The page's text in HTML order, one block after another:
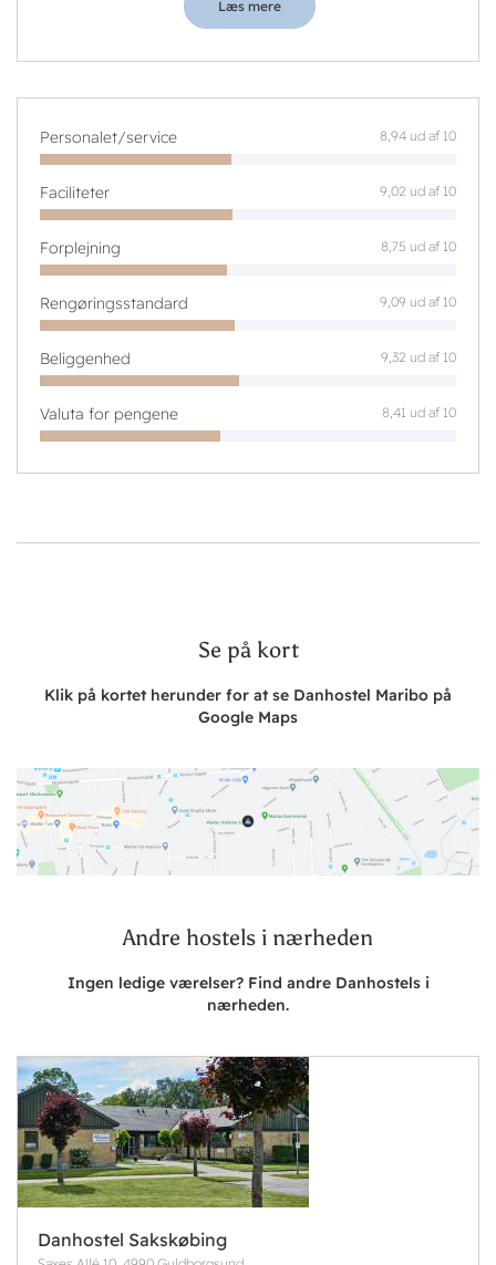
Læs mere
Personalet/service 8,94 ud af 10
Faciliteter 9,02 ud af 10
Forplejning 8,75 ud af 10
Rengøringsstandard 9,09 ud af 10
Beliggenhed 9,32 ud af 10
Valuta for pengene 8,41 ud af 10
Se på kort
Klik på kortet herunder for at se Danhostel Maribo på
Google Maps
Andre hostels i nærheden
Ingen ledige værelser? Find andre Danhostels i
nærheden.
Danhostel Sakskøbing